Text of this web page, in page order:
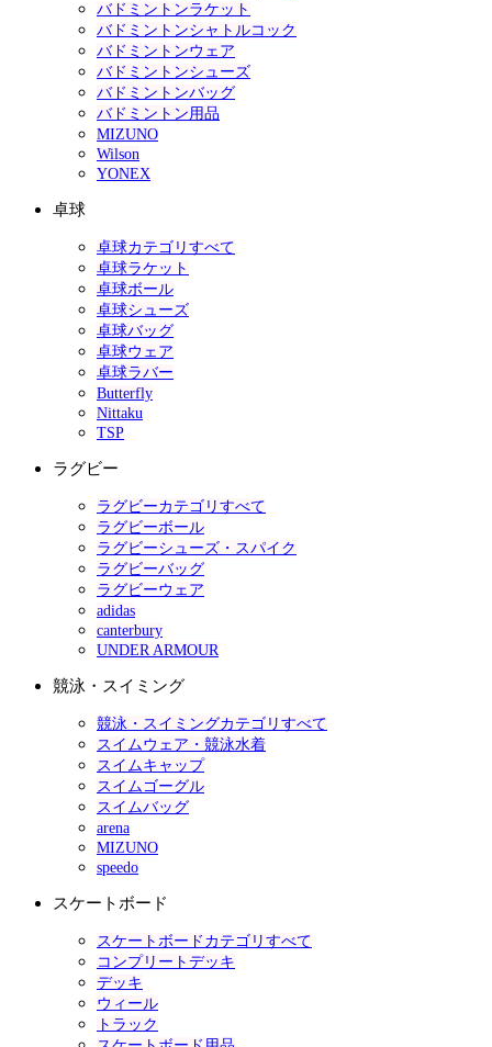
バドミントンラケット
バドミントンシャトルコック
バドミントンウェア
バドミントンシューズ
バドミントンバッグ
バドミントン用品
MIZUNO
Wilson
YONEX
卓球
卓球カテゴリすべて
卓球ラケット
卓球ボール
卓球シューズ
卓球バッグ
卓球ウェア
卓球ラバー
Butterfly
Nittaku
TSP
ラグビー
ラグビーカテゴリすべて
ラグビーボール
ラグビーシューズ・スパイク
ラグビーバッグ
ラグビーウェア
adidas
canterbury
UNDER ARMOUR
競泳・スイミング
競泳・スイミングカテゴリすべて
スイムウェア・競泳水着
スイムキャップ
スイムゴーグル
スイムバッグ
arena
MIZUNO
speedo
スケートボード
スケートボードカテゴリすべて
コンプリートデッキ
デッキ
ウィール
トラック